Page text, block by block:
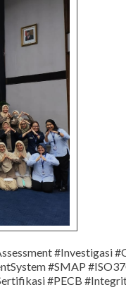
#Investigasi
#SMAP
#PECB